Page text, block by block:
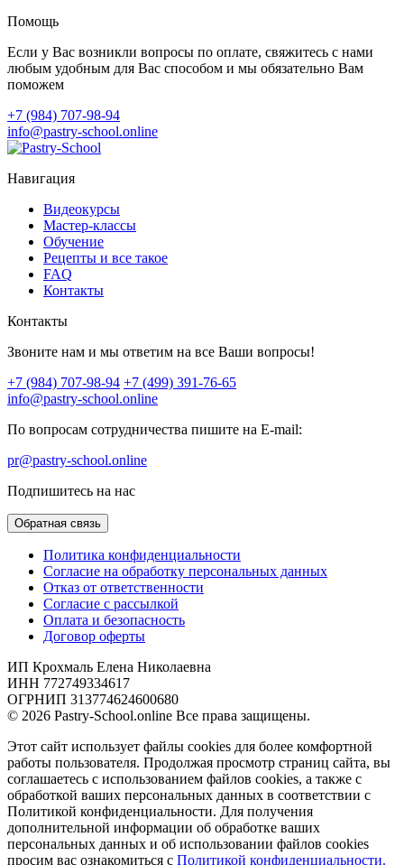
Помощь
Если у Вас возникли вопросы по оплате, свяжитесь с нами
любым удобным для Вас способом и мы обязательно Вам
поможем
+7 (984) 707-98-94
info@pastry-school.online
Навигация
Видеокурсы
Мастер-классы
Обучение
Рецепты и все такое
FAQ
Контакты
Контакты
Звоните нам и мы ответим на все Ваши вопросы!
+7 (984) 707-98-94 +7 (499) 391-76-65
info@pastry-school.online
По вопросам сотрудничества пишите на E-mail:
pr@pastry-school.online
Подпишитесь на нас
Обратная связь
Политика конфиденциальности
Согласие на обработку персональных данных
Отказ от ответственности
Согласие с рассылкой
Оплата и безопасность
Договор оферты
ИП Крохмаль Елена Николаевна
ИНН 772749334617
ОГРНИП 313774624600680
© 2026 Pastry-School.online Все права защищены.
Этот сайт использует файлы cookies для более комфортной
работы пользователя. Продолжая просмотр страниц сайта, вы
соглашаетесь с использованием файлов cookies, а также с
обработкой ваших персональных данных в соответствии с
Политикой конфиденциальности. Для получения
дополнительной информации об обработке ваших
персональных данных и об использовании файлов cookies
просим вас ознакомиться с Политикой конфиденциальности.